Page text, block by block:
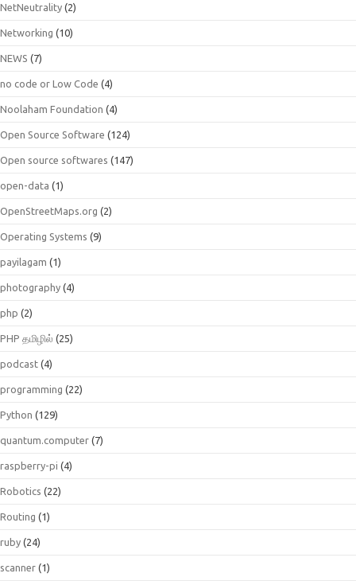
NetNeutrality (2)
Networking (10)
NEWS (7)
no code or Low Code (4)
Noolaham Foundation (4)
Open Source Software (124)
Open source softwares (147)
open-data (1)
OpenStreetMaps.org (2)
Operating Systems (9)
payilagam (1)
photography (4)
php (2)
PHP தமிழில் (25)
podcast (4)
programming (22)
Python (129)
quantum.computer (7)
raspberry-pi (4)
Robotics (22)
Routing (1)
ruby (24)
scanner (1)